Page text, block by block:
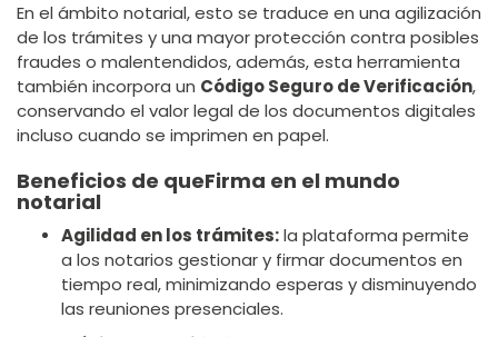
En el ámbito notarial, esto se traduce en una agilización
de los trámites y una mayor protección contra posibles
fraudes o malentendidos, además, esta herramienta
también incorpora un Código Seguro de Verificación,
conservando el valor legal de los documentos digitales
incluso cuando se imprimen en papel.
Beneficios de queFirma en el mundo
notarial
Agilidad en los trámites:la plataforma permite
a los notarios gestionar y firmar documentos en
tiempo real, minimizando esperas y disminuyendo
las reuniones presenciales.